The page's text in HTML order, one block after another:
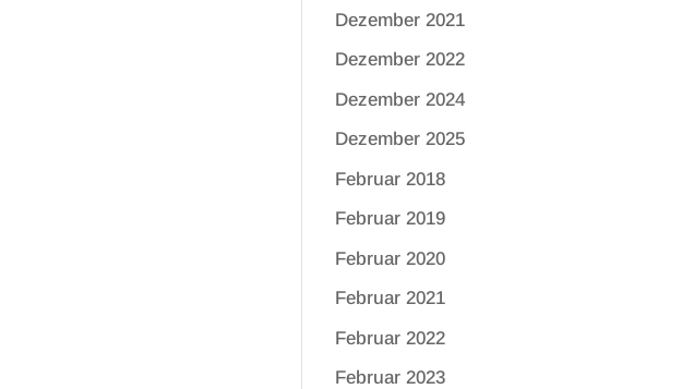
Dezember 2021
Dezember 2022
Dezember 2024
Dezember 2025
Februar 2018
Februar 2019
Februar 2020
Februar 2021
Februar 2022
Februar 2023